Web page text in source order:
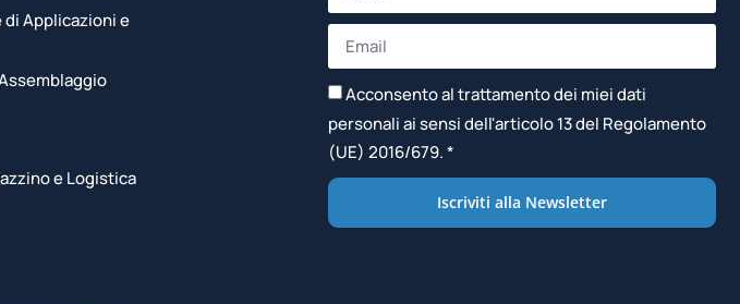
Applicazioni e
e Logistica
Acconsento al trattamento dei miei dati
personali ai sensi dell'articolo 13 del Regolamento
(UE) 2016/679. *
Iscriviti alla Newsletter